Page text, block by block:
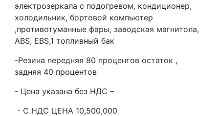
электрозеркала с подогревом, кондиционер,
холодильник, бортовой компьютер
,противотуманные фары, заводская магнитола,
ABS, EBS,1 топливный бак
-Резина передняя 80 процентов остаток ,
задняя 40 процентов
- Цена указана без НДС –
- С НДС ЦЕНА 10,500,000